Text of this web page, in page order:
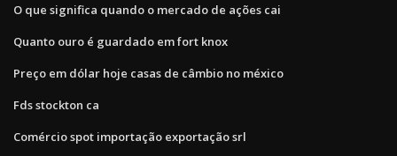
O que significa quando o mercado de ações cai
Quanto ouro é guardado em fort knox
Preço em dólar hoje casas de câmbio no méxico
Fds stockton ca
Comércio spot importação exportação srl